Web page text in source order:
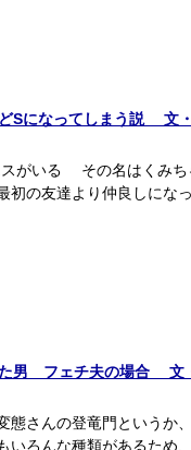
になってしまう説 文
スがいる その名はくみ
初の友達より仲良しに
男 フェチ夫の場合 文
さんの登竜門というか
ろんな種類があるため